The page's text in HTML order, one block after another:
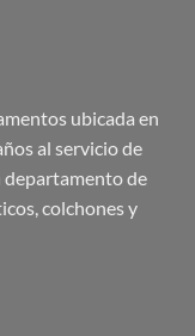
ubicada en
al servicio de
departamento de
colchones y